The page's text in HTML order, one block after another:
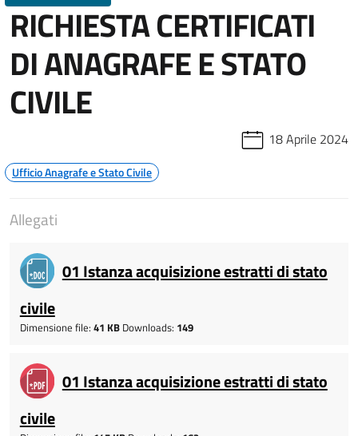
RICHIESTA CERTIFICATI
DI ANAGRAFE E STATO
CIVILE
18 Aprile 2024
Ufficio Anagrafe e Stato Civile
Allegati
01 Istanza acquisizione estratti di stato
civile
Dimensione file: 41 KB Downloads: 149
01 Istanza acquisizione estratti di stato
civile